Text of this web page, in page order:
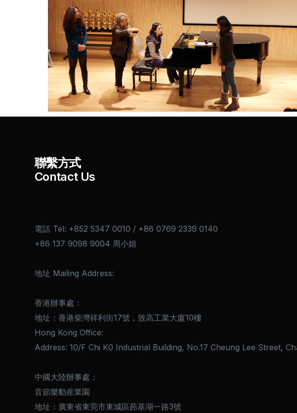
聯繫方式
Contact Us
電話 Tel: +852 5347 0010 / +86 0769 2339 0140
+86 137 9098 9004 周小姐
地址 Mailing Address:
香港辦事處：
地址：香港柴灣祥利街17號，致高工業大廈10樓
Hong Kong Office:
Address: 10/F Chi K0 Industrial Building, No.17 Cheung Lee Street,
中國大陸辦事處：
音節樂動産業園
地址：廣東省東莞市東城區蓢基湖一路3號